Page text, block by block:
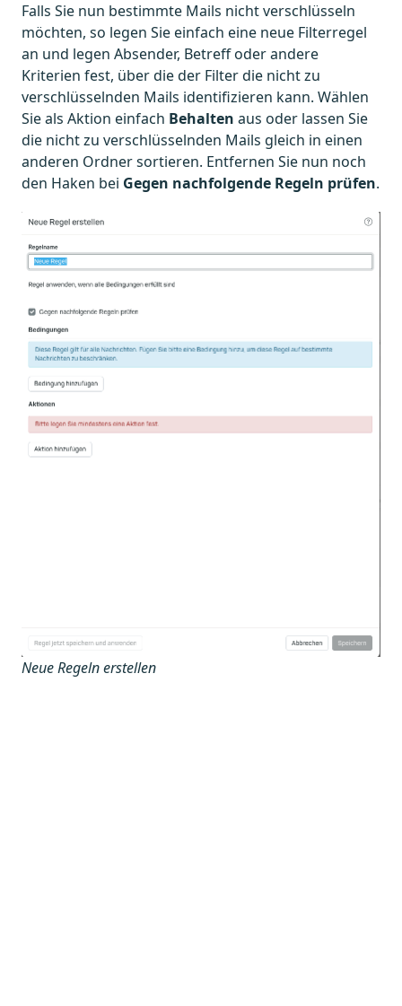
Falls Sie nun bestimmte Mails nicht verschlüsseln
möchten, so legen Sie einfach eine neue Filterregel
an und legen Absender, Betreff oder andere
Kriterien fest, über die der Filter die nicht zu
verschlüsselnden Mails identifizieren kann. Wählen
Sie als Aktion einfach Behalten aus oder lassen Sie
die nicht zu verschlüsselnden Mails gleich in einen
anderen Ordner sortieren. Entfernen Sie nun noch
den Haken bei Gegen nachfolgende Regeln prüfen.
Neue Regeln erstellen